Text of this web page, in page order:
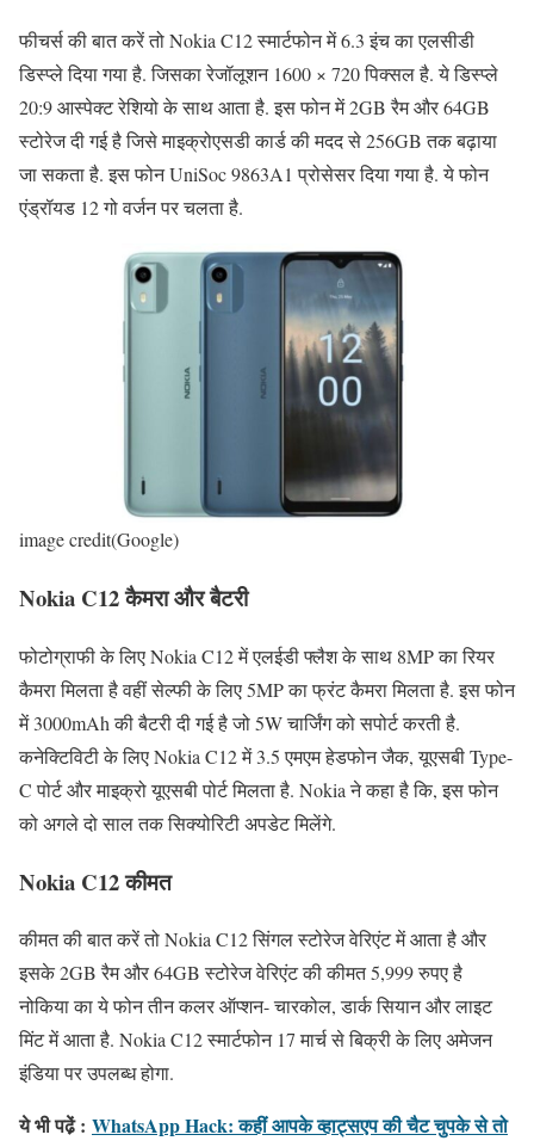
फीचर्स की बात करें तो Nokia C12 स्मार्टफोन में 6.3 इंच का एलसीडी
डिस्प्ले दिया गया है. जिसका रेजॉलूशन 1600 × 720 पिक्सल है. ये डिस्प्ले
20:9 आस्पेक्ट रेशियो के साथ आता है. इस फोन में 2GB रैम और 64GB
स्टोरेज दी गई है जिसे माइक्रोएसडी कार्ड की मदद से 256GB तक बढ़ाया
जा सकता है. इस फोन UniSoc 9863A1 प्रोसेसर दिया गया है. ये फोन
एंड्रॉयड 12 गो वर्जन पर चलता है.
image credit(Google)
Nokia C12 कैमरा और बैटरी
फोटोग्राफी के लिए Nokia C12 में एलईडी फ्लैश के साथ 8MP का रियर
कैमरा मिलता है वहीं सेल्फी के लिए 5MP का फ्रंट कैमरा मिलता है. इस फोन
में 3000mAh की बैटरी दी गई है जो 5W चार्जिंग को सपोर्ट करती है.
कनेक्टिविटी के लिए Nokia C12 में 3.5 एमएम हेडफोन जैक, यूएसबी Type-
C पोर्ट और माइक्रो यूएसबी पोर्ट मिलता है. Nokia ने कहा है कि, इस फोन
को अगले दो साल तक सिक्योरिटी अपडेट मिलेंगे.
Nokia C12 कीमत
कीमत की बात करें तो Nokia C12 सिंगल स्टोरेज वेरिएंट में आता है और
इसके 2GB रैम और 64GB स्टोरेज वेरिएंट की कीमत 5,999 रुपए है
नोकिया का ये फोन तीन कलर ऑप्शन- चारकोल, डार्क सियान और लाइट
मिंट में आता है. Nokia C12 स्मार्टफोन 17 मार्च से बिक्री के लिए अमेजन
इंडिया पर उपलब्ध होगा.
ये भी पढे़ं : WhatsApp Hack: कहीं आपके व्हाट्सएप की चैट चुपके से तो